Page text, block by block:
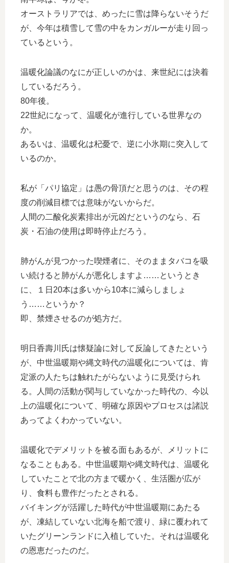
オーストラリアでは、めったに雪は降らないそうだ
が、今年は積雪して雪の中をカンガルーが走り回っ
ているという。
温暖化論議のなにが正しいのかは、来世紀には決着
しているだろう。
80年後。
22世紀になって、温暖化が進行している世界なの
か。
あるいは、温暖化は杞憂で、逆に小氷期に突入して
いるのか。
私が「パリ協定」は愚の骨頂だと思うのは、その程
度の削減目標では意味がないからだ。
人間の二酸化炭素排出が元凶だというのなら、石
炭・石油の使用は即時停止だろう。
肺がんが見つかった喫煙者に、そのままタバコを吸
い続けると肺がんが悪化しますよ……というとき
に、１日20本は多いから10本に減らしましょ
う……というか？
即、禁煙させるのが処方だ。
明日香壽川氏は懐疑論に対して反論してきたという
が、中世温暖期や縄文時代の温暖化については、肯
定派の人たちは触れたがらないように見受けられ
る。人間の活動が関与していなかった時代の、今以
上の温暖化について、明確な原因やプロセスは諸説
あってよくわかっていない。
温暖化でデメリットを被る面もあるが、メリットに
なることもある。中世温暖期や縄文時代は、温暖化
していたことで北の方まで暖かく、生活圏が広が
り、食料も豊作だったとされる。
バイキングが活躍した時代が中世温暖期にあたる
が、凍結していない北海を船で渡り、緑に覆われて
いたグリーンランドに入植していた。それは温暖化
の恩恵だったのだ。